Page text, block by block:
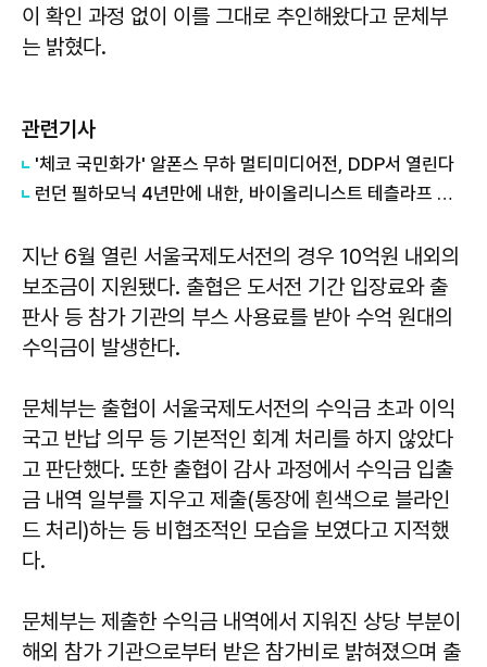
이 확인 과정 없이 이를 그대로 추인해왔다고 문체부
는 밝혔다.
관련기사
'체코 국민화가' 알폰스 무하 멀티미디어전, DDP서 열린다
​런던 필하모닉 4년만에 내한, 바이올리니스트 테츨라프 협연
지난 6월 열린 서울국제도서전의 경우 10억원 내외의
보조금이 지원됐다. 출협은 도서전 기간 입장료와 출
판사 등 참가 기관의 부스 사용료를 받아 수억 원대의
수익금이 발생한다.
문체부는 출협이 서울국제도서전의 수익금 초과 이익
국고 반납 의무 등 기본적인 회계 처리를 하지 않았다
고 판단했다. 또한 출협이 감사 과정에서 수익금 입출
금 내역 일부를 지우고 제출(통장에 흰색으로 블라인
드 처리)하는 등 비협조적인 모습을 보였다고 지적했
다.
문체부는 제출한 수익금 내역에서 지워진 상당 부분이
해외 참가 기관으로부터 받은 참가비로 밝혀졌으며 출